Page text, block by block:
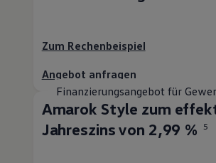
Zum Rechenbeispiel
Angebot anfragen
Finanzierungsangebot für
Amarok Style zum
Jahreszins von 2,99 %
5